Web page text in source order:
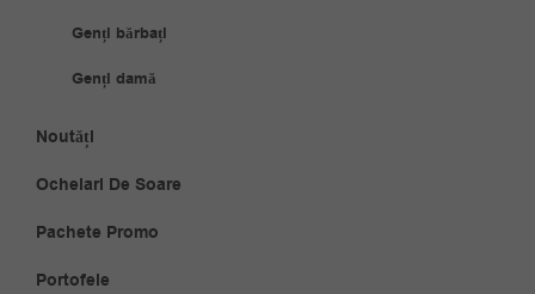
Genți bărbați
Genți damă
Noutăți
Ochelari De Soare
Pachete Promo
Portofele